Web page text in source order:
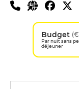
Budget
Par nuit sans
déjeuner